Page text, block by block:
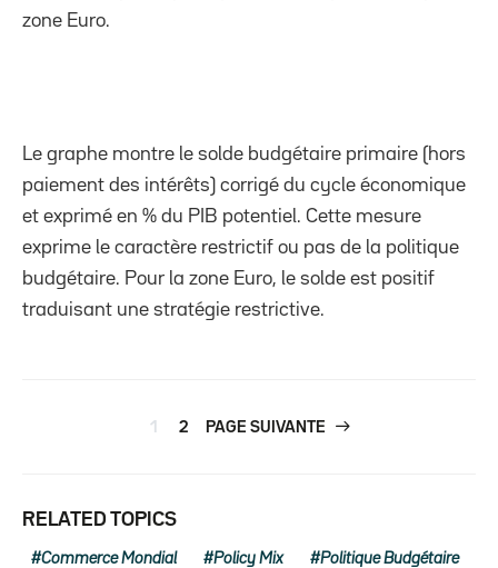
zone Euro.
Le graphe montre le solde budgétaire primaire (hors
paiement des intérêts) corrigé du cycle économique
et exprimé en % du PIB potentiel. Cette mesure
exprime le caractère restrictif ou pas de la politique
budgétaire. Pour la zone Euro, le solde est positif
traduisant une stratégie restrictive.
1 2 PAGE SUIVANTE
RELATED TOPICS
Commerce Mondial Policy Mix Politique Budgétaire